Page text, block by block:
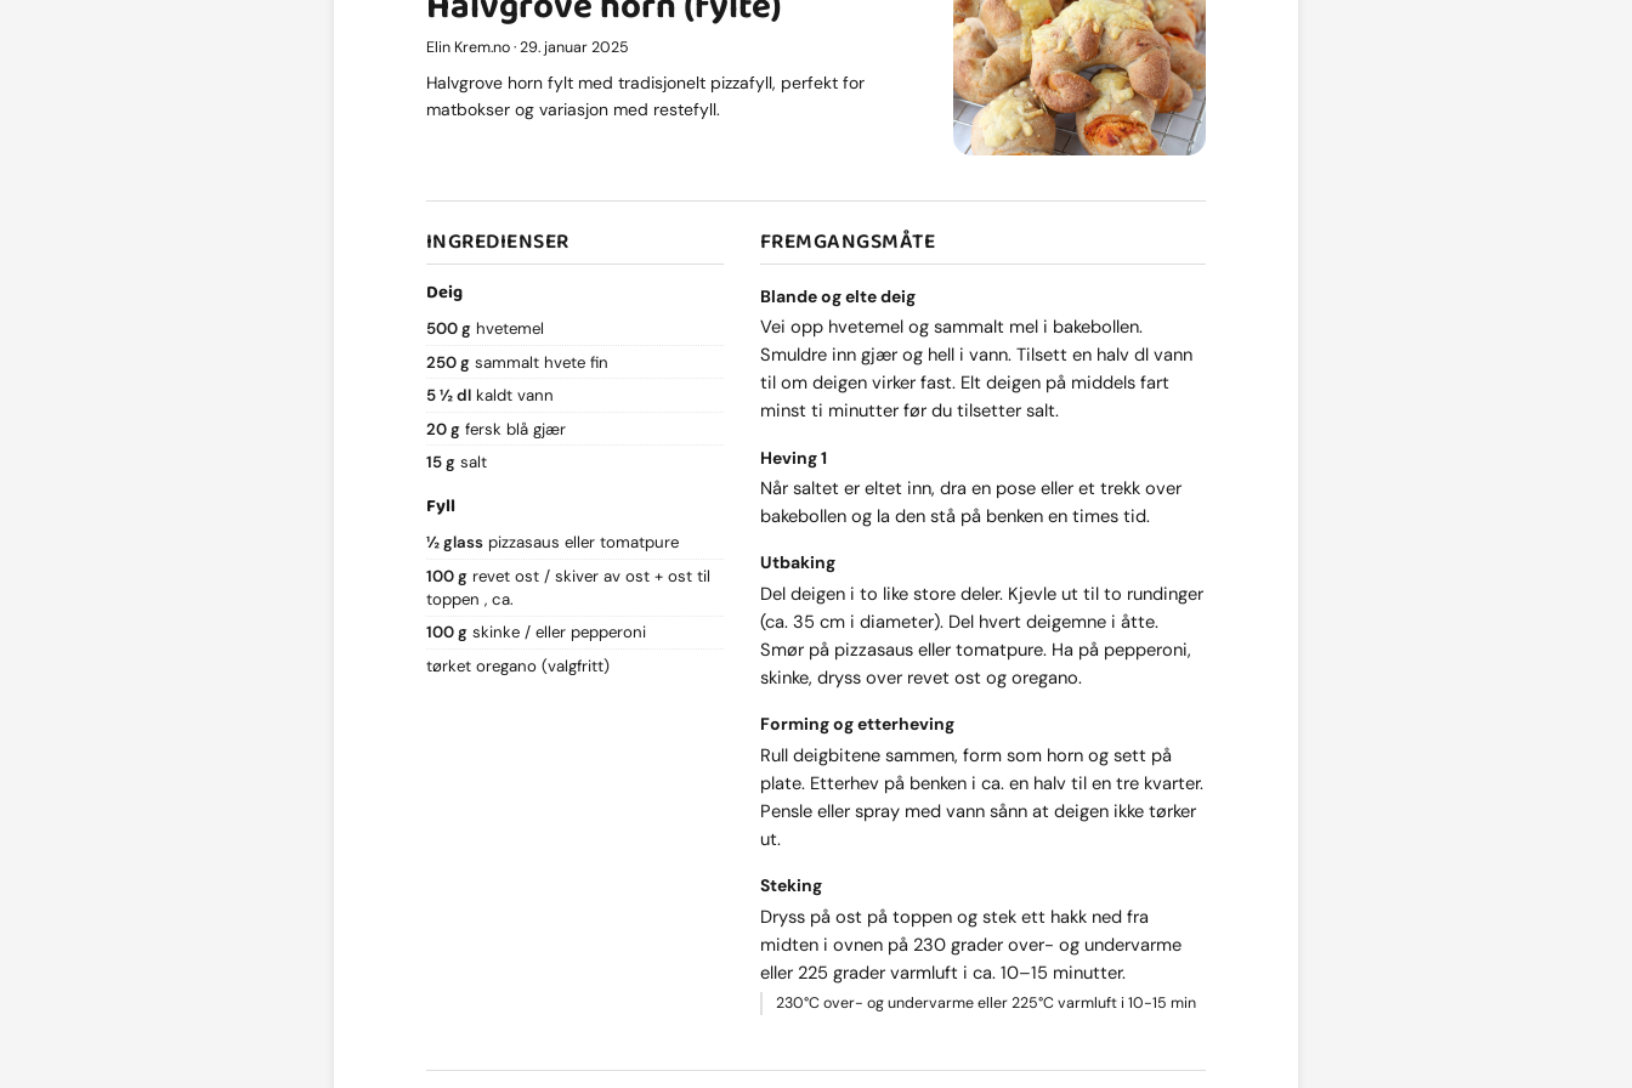
Elin Krem.no · 29. januar 2025
Halvgrove horn fylt med tradisjonelt pizzafyll, perfekt for
matbokser og variasjon med restefyll.
INGREDIENSER
Deig
500 g hvetemel
250 g sammalt hvete fin
5 ½ dl kaldt vann
20 g fersk blå gjær
15 g salt
Fyll
½ glass pizzasaus eller tomatpure
100 g revet ost / skiver av ost + ost til
toppen
ca.
100 g skinke / eller pepperoni
tørket oregano (valgfritt)
FREMGANGSMÅTE
Blande og elte deig
Vei opp hvetemel og sammalt mel i bakebollen.
Smuldre inn gjær og hell i vann. Tilsett en halv dl vann
til om deigen virker fast. Elt deigen på middels fart
minst ti minutter før du tilsetter salt.
Heving 1
Når saltet er eltet inn, dra en pose eller et trekk over
bakebollen og la den stå på benken en times tid.
Utbaking
Del deigen i to like store deler. Kjevle ut til to rundinger
(ca. 35 cm i diameter). Del hvert deigemne i åtte.
Smør på pizzasaus eller tomatpure. Ha på pepperoni,
skinke, dryss over revet ost og oregano.
Forming og etterheving
Rull deigbitene sammen, form som horn og sett på
plate. Etterhev på benken i ca. en halv til en tre kvarter.
Pensle eller spray med vann sånn at deigen ikke tørker
ut.
Steking
Dryss på ost på toppen og stek ett hakk ned fra
midten i ovnen på 230 grader over- og undervarme
eller 225 grader varmluft i ca. 10–15 minutter.
230°C over- og undervarme eller 225°C varmluft i 10-15 min